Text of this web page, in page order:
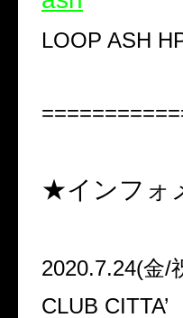
LOOP ASH
★インフォ
2020.7.24(金/
CLUB CITTA’